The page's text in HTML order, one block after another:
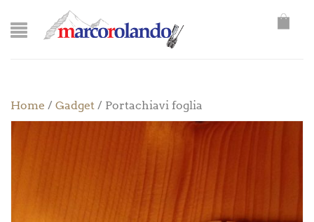
Home / Gadget / Portachiavi foglia